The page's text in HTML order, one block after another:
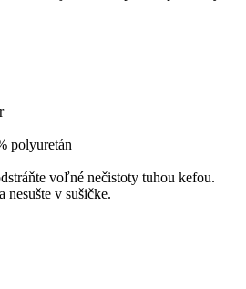
polyuretán
voľné nečistoty tuhou kefou.
nesušte v sušičke.